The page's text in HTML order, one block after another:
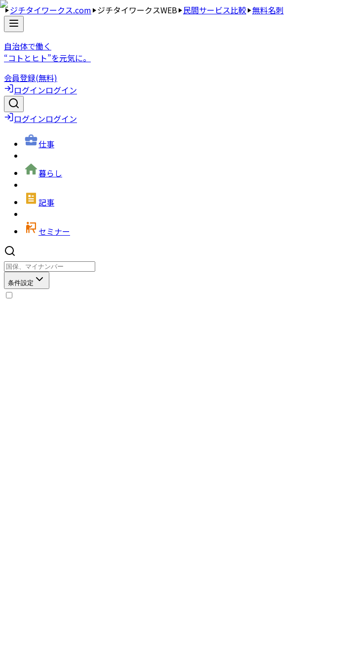
ジチタイワークス.com ジチタイワークスWEB 民間サービス比較 無料名刺
自治体で働く
“コトとヒト”を元気に。
会員登録(無料)
ログインログイン
ログインログイン
仕事
暮らし
記事
セミナー
条件設定